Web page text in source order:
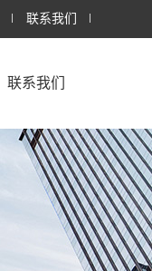
联系我们
联系我们